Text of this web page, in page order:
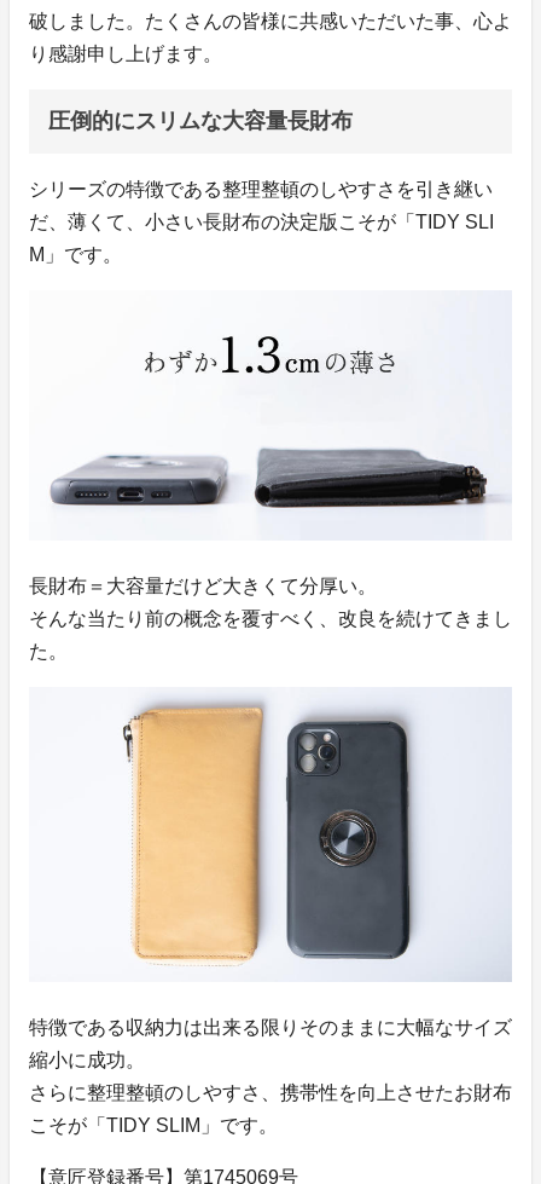
破しました。たくさんの皆様に共感いただいた事、心よ
り感謝申し上げます。
圧倒的にスリムな大容量長財布
シリーズの特徴である整理整頓のしやすさを引き継い
だ、薄くて、小さい長財布の決定版こそが「TIDY SLI
M」です。
長財布＝大容量だけど大きくて分厚い。
そんな当たり前の概念を覆すべく、改良を続けてきまし
た。
特徴である収納力は出来る限りそのままに大幅なサイズ
縮小に成功。
さらに整理整頓のしやすさ、携帯性を向上させたお財布
こそが「TIDY SLIM」です。
【意匠登録番号】第1745069号